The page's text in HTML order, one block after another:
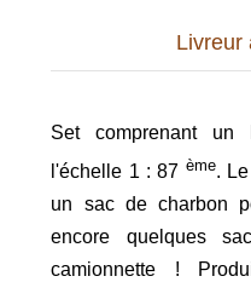
Livreur
Set comprenant
l'échelle 1 : 87 ème.
un sac de charbon
encore quelques
camionnette !